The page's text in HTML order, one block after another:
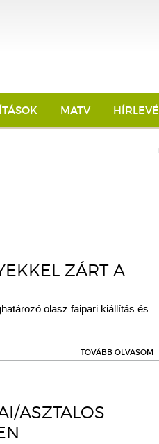
MATV
ZÁRT A
olasz faipari kiállítás és
TOVÁBB OLVASOM
ASZTALOS